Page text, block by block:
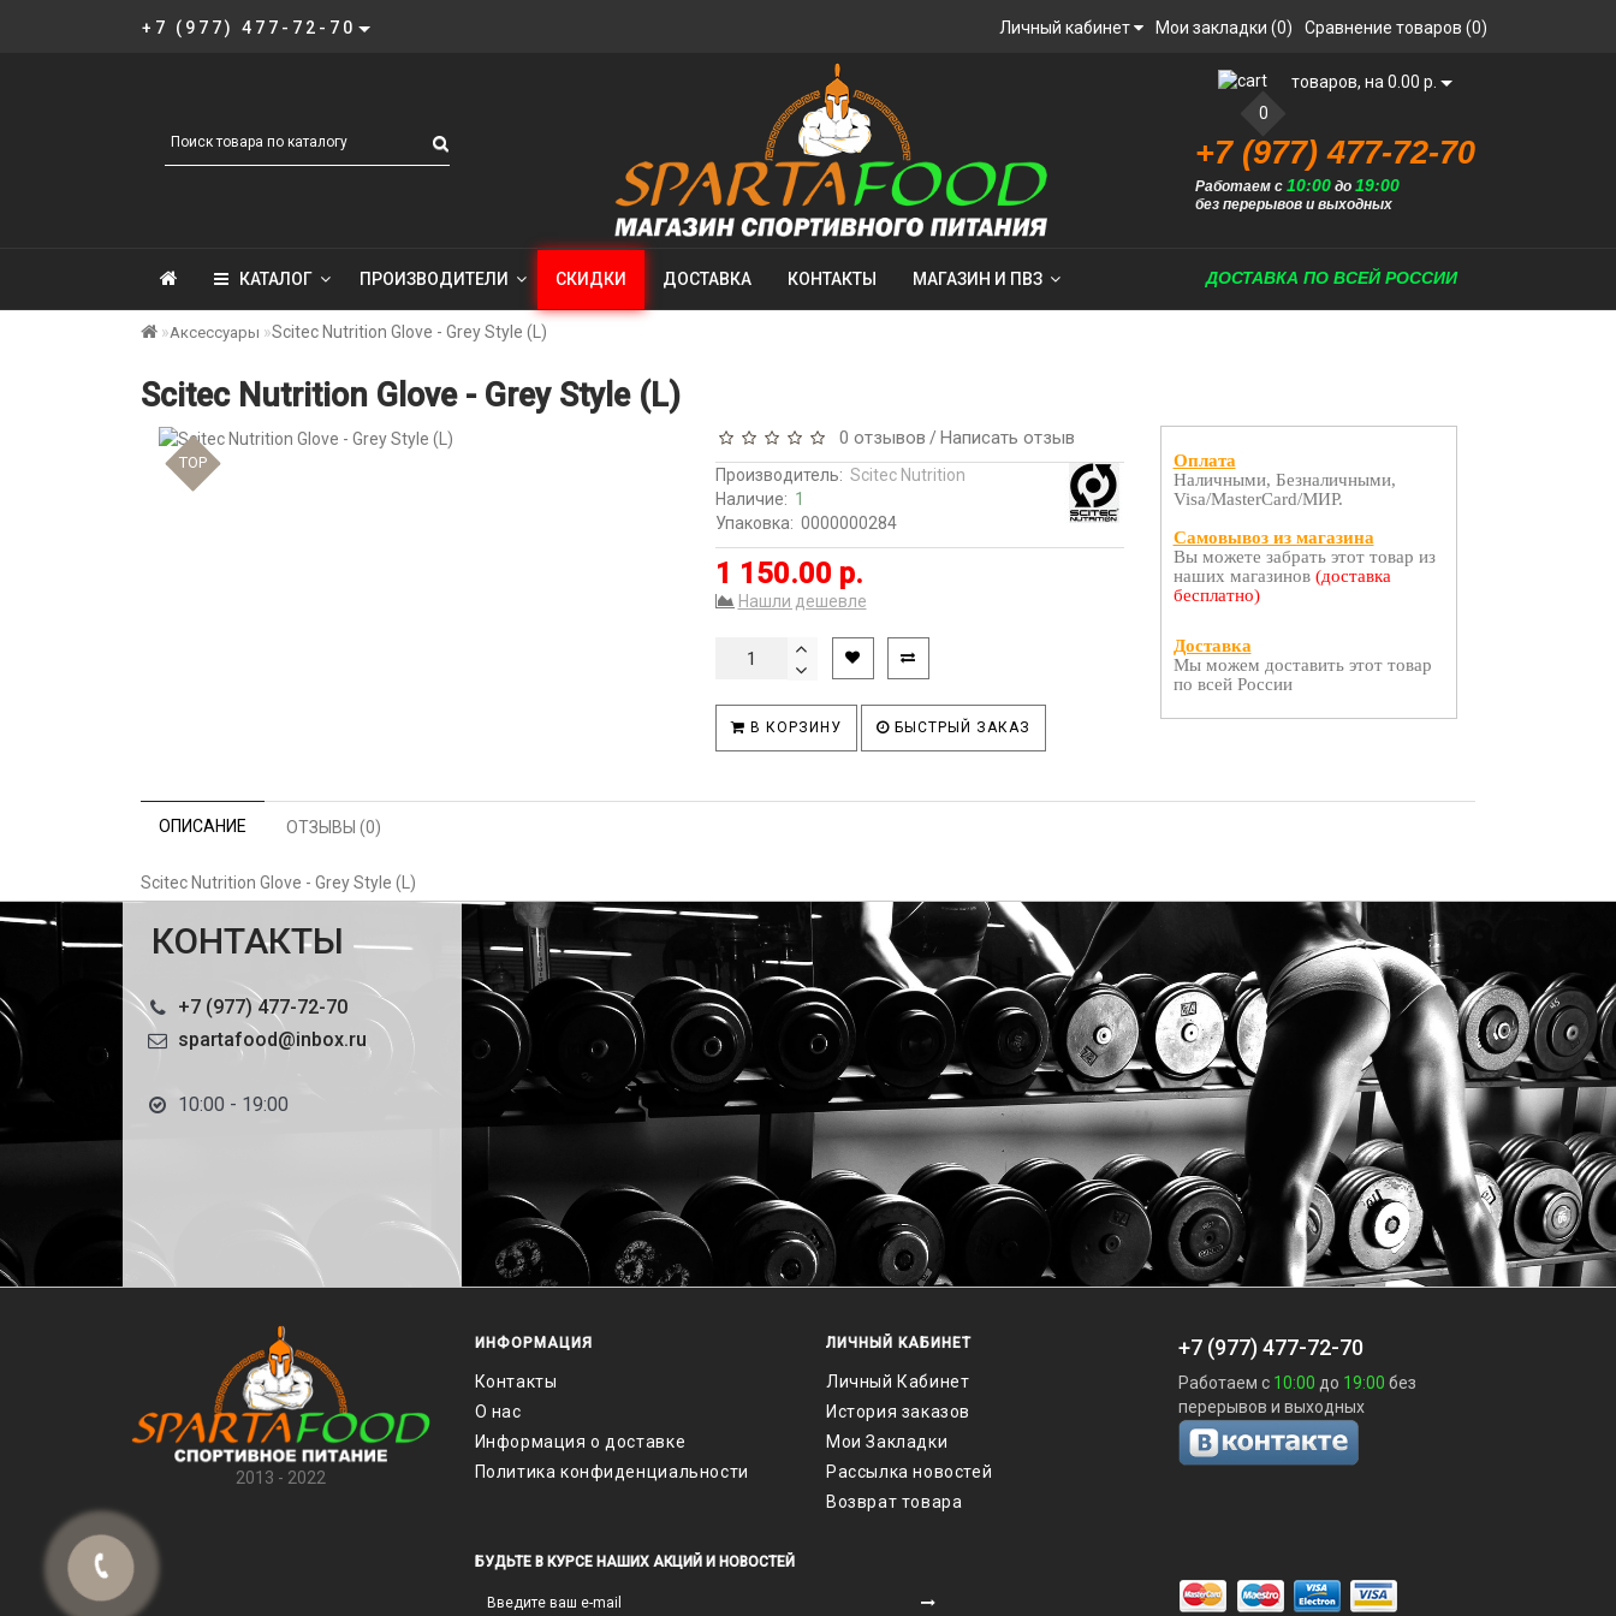
+7 (977) 477-72-70 Личный кабинет Мои закладки (0) Сравнение товаров (0)
0
товаров, на 0.00 р.
+7 (977) 477-72-70
Работаем с10:00 до19:00
без перерывов и выходных
КАТАЛОГ ПРОИЗВОДИТЕЛИ СКИДКИ ДОСТАВКА КОНТАКТЫ МАГАЗИН И ПВЗ ДОСТАВКА ПО ВСЕЙ РОССИИ
Аксессуары Scitec Nutrition Glove - Grey Style (L)
Scitec Nutrition Glove - Grey Style (L)
TOP
0 отзывов / Написать отзыв
Производитель: Scitec Nutrition
Наличие: 1
Упаковка: 0000000284
1 150.00 р.
Нашли дешевле
В КОРЗИНУ БЫСТРЫЙ ЗАКАЗ
Оплата
Наличными, Безналичными,
Visa/MasterCard/МИР.
Самовывоз из магазина
Вы можете забрать этот товар из
наших магазинов (доставка
бесплатно)
Доставка
Мы можем доставить этот товар
по всей России
ОПИСАНИЕ ОТЗЫВЫ (0)
Scitec Nutrition Glove - Grey Style (L)
КОНТАКТЫ
+7 (977) 477-72-70
spartafood@inbox.ru
10:00 - 19:00
2013 - 2022
ИНФОРМАЦИЯ
Контакты
О нас
Информация о доставке
Политика конфиденциальности
ЛИЧНЫЙ КАБИНЕТ
Личный Кабинет
История заказов
Мои Закладки
Рассылка новостей
Возврат товара
+7 (977) 477-72-70
Работаем с 10:00 до 19:00 без
перерывов и выходных
БУДЬТЕ В КУРСЕ НАШИХ АКЦИЙ И НОВОСТЕЙ